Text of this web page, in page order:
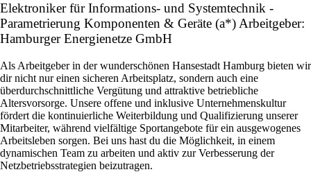
Elektroniker für Informations- und Systemtechnik -
Parametrierung Komponenten & Geräte (a*) Arbeitgeber:
Hamburger Energienetze GmbH
Als Arbeitgeber in der wunderschönen Hansestadt Hamburg bieten wir
dir nicht nur einen sicheren Arbeitsplatz, sondern auch eine
überdurchschnittliche Vergütung und attraktive betriebliche
Altersvorsorge. Unsere offene und inklusive Unternehmenskultur
fördert die kontinuierliche Weiterbildung und Qualifizierung unserer
Mitarbeiter, während vielfältige Sportangebote für ein ausgewogenes
Arbeitsleben sorgen. Bei uns hast du die Möglichkeit, in einem
dynamischen Team zu arbeiten und aktiv zur Verbesserung der
Netzbetriebsstrategien beizutragen.